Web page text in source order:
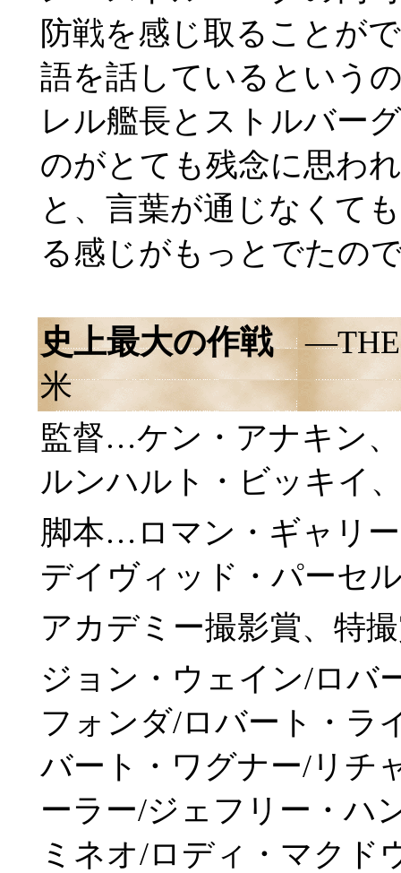
防戦を感じ取ることが
語を話しているという
レル艦長とストルバー
のがとても残念に思わ
と、言葉が通じなくて
る感じがもっとでたの
史上最大の作戦―THE
米
監督…ケン・アナキン
ルンハルト・ビッキイ
脚本…ロマン・ギャリ
デイヴィッド・パーセ
アカデミー撮影賞、特
ジョン・ウェイン/ロバ
フォンダ/ロバート・ラ
バート・ワグナー/リチ
ーラー/ジェフリー・ハ
ミネオ/ロディ・マクド